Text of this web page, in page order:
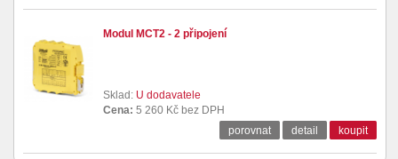
Modul MCT2 - 2 připojení
Sklad: U dodavatele
Cena: 5 260 Kč bez DPH
porovnat
detail koupit